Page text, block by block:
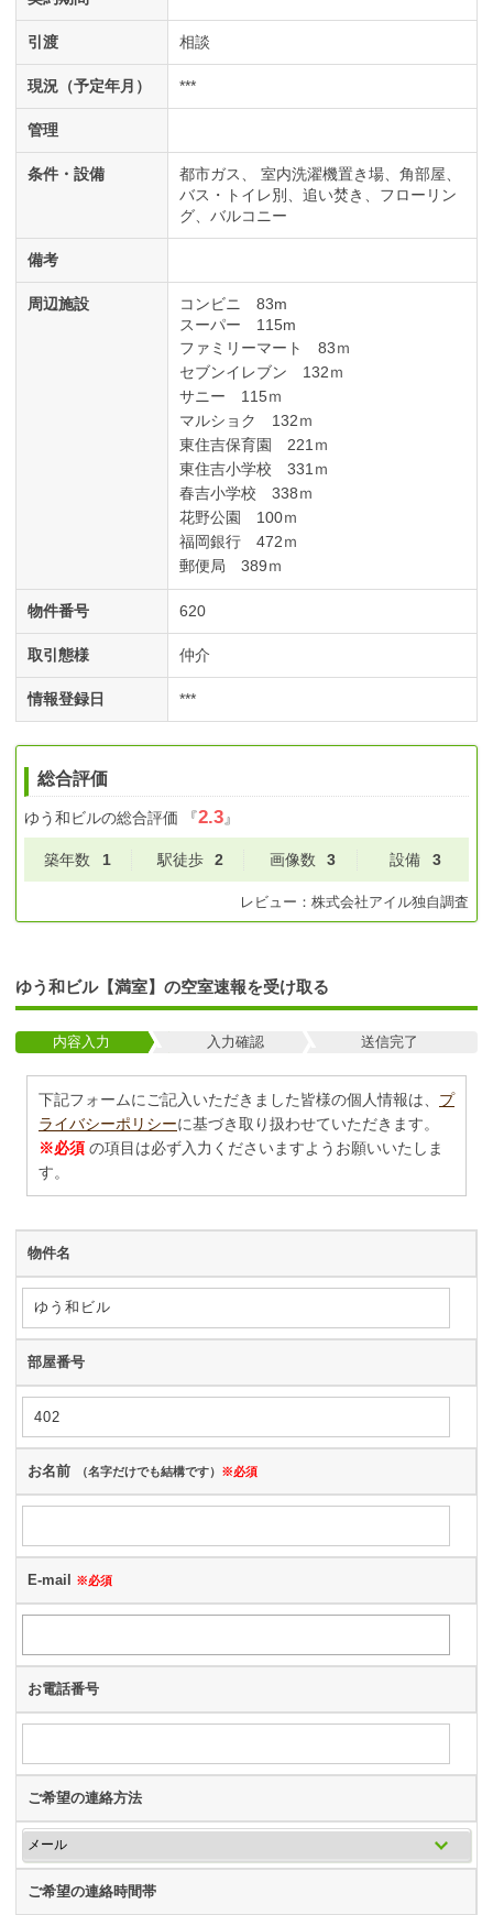
引渡 相談
現況（予定年月） ***
管理
条件・設備 都市ガス 室内洗濯機置き場
角部屋
バス・トイレ別
追い焚き
フローリン
グ
バルコニー
備考
周辺施設
コンビニ 83m
スーパー 115m
ファミリーマート 83ｍ
セブンイレブン 132ｍ
サニー 115ｍ
マルショク 132ｍ
東住吉保育園 221ｍ
東住吉小学校 331ｍ
春吉小学校 338ｍ
花野公園 100ｍ
福岡銀行 472ｍ
郵便局 389ｍ
物件番号 620
取引態様 仲介
情報登録日 ***
総合評価
ゆう和ビルの総合評価 『2.3』
築年数 1 駅徒歩 2 画像数 3 設備 3
レビュー： 株式会社アイル独自調査
ゆう和ビル【満室】の空室速報を受け取る
内容入力 入力確認 送信完了
下記フォームにご記入いただきました皆様の個人情報は、 プ
ライバシーポリシーに基づき取り扱わせていただきます。
※必須 の項目は必ず入力くださいますようお願いいたしま
す。
物件名
部屋番号
お名前 （名字だけでも結構です） ※必須
E-mail ※必須
お電話番号
ご希望の連絡方法
ご希望の連絡時間帯